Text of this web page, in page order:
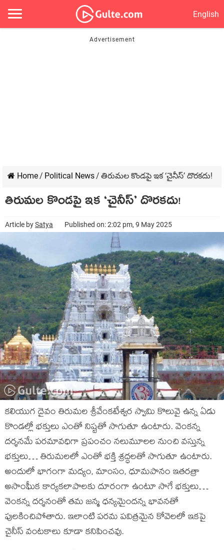
English
Home/ Political News/ తిరుమల కొండపై ఇక ‘చైనీస్’ దొరకదు!
తిరుమల కొండపై ఇక ‘చైనీస్’ దొరకదు!
Article bySatya Published on: 2:02 pm, 9 May 2025
కలియుగ దైవం తిరుమల శ్రీవేంకటేశ్వర స్వామి కొలువై ఉన్న ఏడు
కొండల్లో భక్తులు ఎంతో నిష్టతో సాగుతూ ఉంటారు. వెంకన్న
దర్శనమే పరమావధిగా ప్రపంచం నలుమూలల నుంచి వస్తున్న
భక్తులు… తిరుమలలో ఎంతో భక్తి శ్రద్ధలతో సాగుతూ ఉంటారు.
అందులో భాగంగా మద్యం, మాంసం, ధూమపానం ఇతరత్రా
అసాంఘీక కార్యకలాపాలకు దూరంగా ఉంటూ సాగే భక్తులు…
వెంకన్న దర్శనంతో తమ జన్మ ధన్యమైందన్న భావనతో
పులకించిపోతారు. ఇలాంటి పరమ పవిత్రమైన కోవెలలో ఇకపై
చైనీస్ వంటకాలు కూడా కనిపించవు.